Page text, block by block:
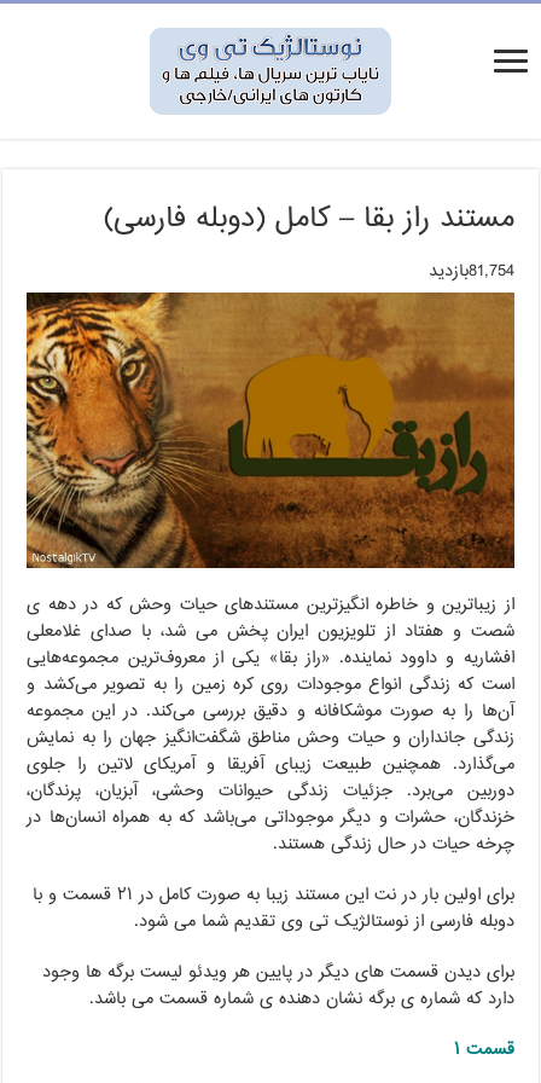
مستند راز بقا – کامل (دوبله فارسی)
81,754بازدید
از زیباترین و خاطره انگیزترین مستندهای حیات وحش که در دهه ی
شصت و هفتاد از تلویزیون ایران پخش می شد، با صدای غلامعلی
افشاریه و داوود نماینده. «راز بقا» یکی از معروف‌ترین مجموعه‌هایی
است که زندگی انواع موجودات روی کره زمین را به تصویر می‌کشد و
آن‌ها را به صورت موشکافانه و دقیق بررسی می‌کند. در این مجموعه
زندگی جانداران و حیات وحش مناطق شگفت‌انگیز جهان را به نمایش
می‌گذارد. همچنین طبیعت زیبای آفریقا و آمریکای لاتین را جلوی
دوربین می‌برد. جزئیات زندگی حیوانات وحشی، آبزیان، پرندگان،
خزندگان، حشرات و دیگر موجوداتی می‌باشد که به همراه انسان‌ها در
چرخه حیات در حال زندگی هستند.
برای اولین بار در نت این مستند زیبا به صورت کامل در ۲۱ قسمت و با
دوبله فارسی از نوستالژیک تی وی تقدیم شما می شود.
برای دیدن قسمت های دیگر در پایین هر ویدئو لیست برگه ها وجود
دارد که شماره ی برگه نشان دهنده ی شماره قسمت می باشد.
قسمت ۱